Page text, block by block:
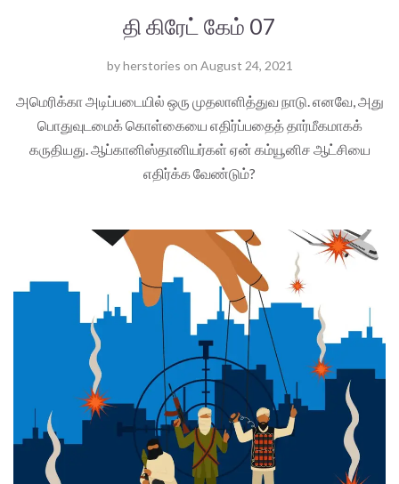
தி கிரேட் கேம் 07
byherstories on August 24, 2021
அமெரிக்கா அடிப்படையில் ஒரு முதலாளித்துவ நாடு. எனவே, அது
பொதுவுடமைக் கொள்கையை எதிர்ப்பதைத் தார்மீகமாகக்
கருதியது. ஆப்கானிஸ்தானியர்கள் ஏன் கம்யூனிச ஆட்சியை
எதிர்க்க வேண்டும்?